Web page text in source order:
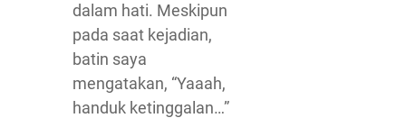
dalam hati. Meskipun
pada saat kejadian,
batin saya
mengatakan, “Yaaah,
handuk ketinggalan…”